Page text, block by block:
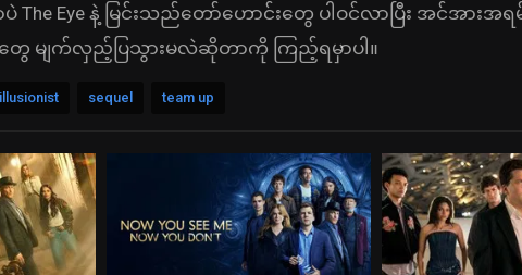
The Eye နဲ့ မြင်းသည်တော်ဟောင်းတွေ ပါဝင်လာပြီး အင်အားအ
မျက်လှည့်ပြသွားမလဲဆိုတာကို ကြည့်ရမှာပါ။
illusionist sequel team up